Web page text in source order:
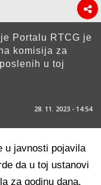
Portalu RTCG je
komisija za
u toj
28. 11. 2023 - 14:54
u javnosti pojavila
da u toj ustanovi
za godinu dana.